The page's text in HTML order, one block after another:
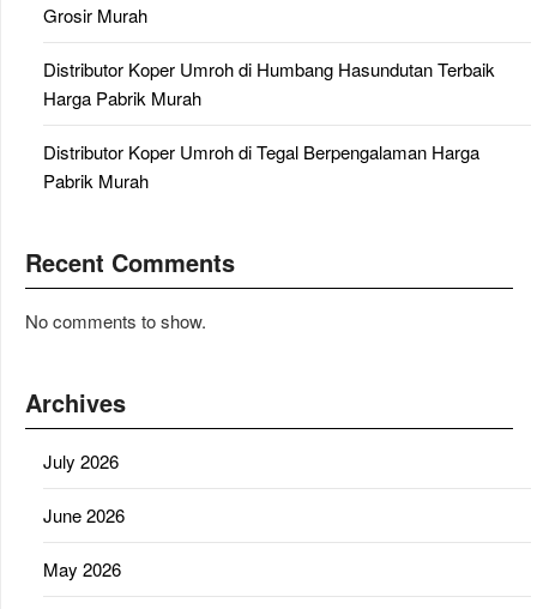
Grosir Murah
Distributor Koper Umroh di Humbang Hasundutan Terbaik
Harga Pabrik Murah
Distributor Koper Umroh di Tegal Berpengalaman Harga
Pabrik Murah
Recent Comments
No comments to show.
Archives
July 2026
June 2026
May 2026